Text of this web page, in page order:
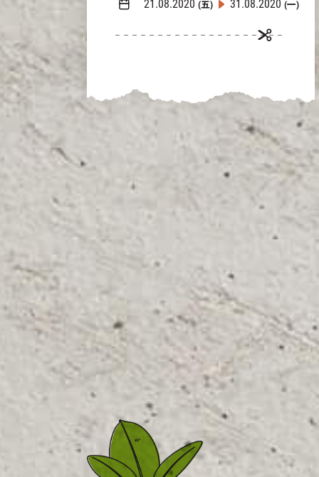
21.08.2020 (五) 31.08.2020 (一)